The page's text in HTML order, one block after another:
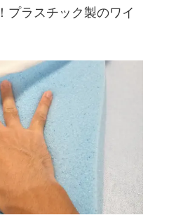
プラスチック製のワイ